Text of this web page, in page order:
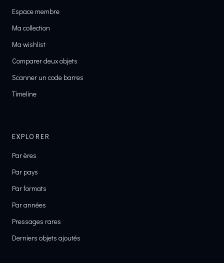
Espace membre
Ma collection
Ma wishlist
Comparer deux objets
Scanner un code barres
Timeline
EXPLORER
Par ères
Par pays
Par formats
Par années
Pressages rares
Derniers objets ajoutés